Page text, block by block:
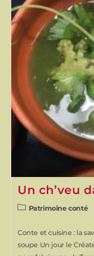
Un ch’veu
Patrimoine conté
Conte et cuisine : la
soupe Un jour le